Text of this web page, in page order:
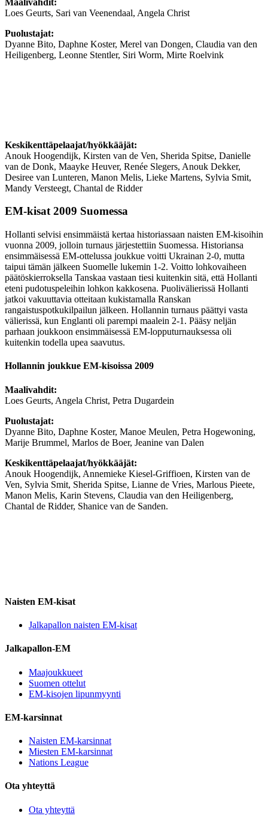
Loes Geurts, Sari van Veenendaal, Angela Christ
Puolustajat:
Dyanne Bito, Daphne Koster, Merel van Dongen, Claudia van den
Heiligenberg, Leonne Stentler, Siri Worm, Mirte Roelvink
Keskikenttäpelaajat/hyökkääjät:
Anouk Hoogendijk, Kirsten van de Ven, Sherida Spitse, Danielle
van de Donk, Maayke Heuver, Renée Slegers, Anouk Dekker,
Desiree van Lunteren, Manon Melis, Lieke Martens, Sylvia Smit,
Mandy Versteegt, Chantal de Ridder
EM-kisat 2009 Suomessa
Hollanti selvisi ensimmäistä kertaa historiassaan naisten EM-kisoihin
vuonna 2009, jolloin turnaus järjestettiin Suomessa. Historiansa
ensimmäisessä EM-ottelussa joukkue voitti Ukrainan 2-0, mutta
taipui tämän jälkeen Suomelle lukemin 1-2. Voitto lohkovaiheen
päätöskierroksella Tanskaa vastaan tiesi kuitenkin sitä, että Hollanti
eteni pudotuspeleihin lohkon kakkosena. Puolivälierissä Hollanti
jatkoi vakuuttavia otteitaan kukistamalla Ranskan
rangaistuspotkukilpailun jälkeen. Hollannin turnaus päättyi vasta
välierissä, kun Englanti oli parempi maalein 2-1. Pääsy neljän
parhaan joukkoon ensimmäisessä EM-lopputurnauksessa oli
kuitenkin todella upea saavutus.
Hollannin joukkue EM-kisoissa 2009
Maalivahdit:
Loes Geurts, Angela Christ, Petra Dugardein
Puolustajat:
Dyanne Bito, Daphne Koster, Manoe Meulen, Petra Hogewoning,
Marije Brummel, Marlos de Boer, Jeanine van Dalen
Keskikenttäpelaajat/hyökkääjät:
Anouk Hoogendijk, Annemieke Kiesel-Griffioen, Kirsten van de
Ven, Sylvia Smit, Sherida Spitse, Lianne de Vries, Marlous Pieete,
Manon Melis, Karin Stevens, Claudia van den Heiligenberg,
Chantal de Ridder, Shanice van de Sanden.
Naisten EM-kisat
Jalkapallon naisten EM-kisat
Jalkapallon-EM
Maajoukkueet
Suomen ottelut
EM-kisojen lipunmyynti
EM-karsinnat
Naisten EM-karsinnat
Miesten EM-karsinnat
Nations League
Ota yhteyttä
Ota yhteyttä